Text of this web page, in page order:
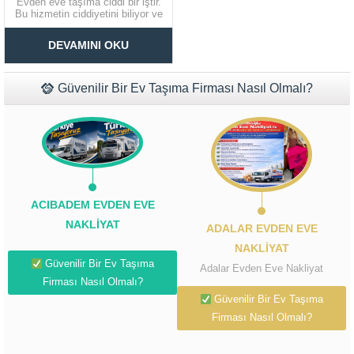
Bu hizmetin ciddiyetini biliyor ve
buna göre hareket ediyoruz.
kaliteli uygulamalarımızı
müşterilerimizle bir araya
getirerek gerekli desteği en iyi
şekilde sunuyoruz. Çatalca
Şehirlerarası Nakliyat
Günümüzde şehirlerarası...
DEVAMINI OKU
Güvenilir Bir Ev Taşıma Firması Nasıl Olmalı?
ACIBADEM EVDEN EVE
NAKLIYAT
Güvenilir Bir Ev Taşıma
Firması Nasıl Olmalı?
ADALAR EVDEN EVE
NAKLIYAT
Adalar Evden Eve Nakliyat
Güvenilir Bir Ev Taşıma
Firması Nasıl Olmalı?